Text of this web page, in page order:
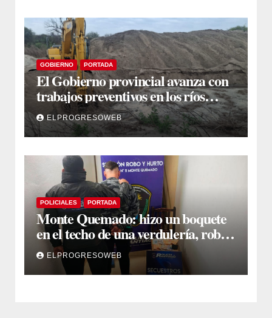
GOBIERNO PORTADA
El Gobierno provincial avanza con
trabajos preventivos en los ríos
Dulce y Salado y en los Bajos
Submeridionales
ELPROGRESOWEB
POLICIALES PORTADA
Monte Quemado: hizo un boquete
en el techo de una verdulería, robó
$800.000 y cayó tras ser filmado
ELPROGRESOWEB